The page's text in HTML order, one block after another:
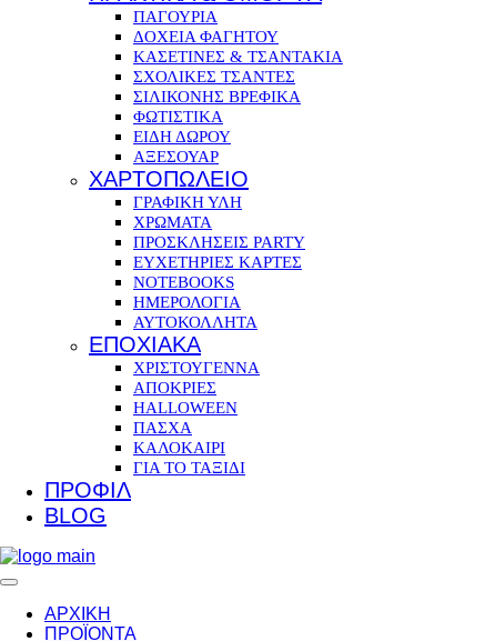
ΠΑΓΟΥΡΙΑ
ΔΟΧΕΙΑ ΦΑΓΗΤΟΥ
ΚΑΣΕΤΙΝΕΣ & ΤΣΑΝΤΑΚΙΑ
ΣΧΟΛΙΚΕΣ ΤΣΑΝΤΕΣ
ΣΙΛΙΚΟΝΗΣ ΒΡΕΦΙΚΑ
ΦΩΤΙΣΤΙΚΑ
ΕΙΔΗ ΔΩΡΟΥ
ΑΞΕΣΟΥΑΡ
ΧΑΡΤΟΠΩΛΕΙΟ
ΓΡΑΦΙΚΗ ΥΛΗ
ΧΡΩΜΑΤΑ
ΠΡΟΣΚΛΗΣΕΙΣ PARTY
ΕΥΧΕΤΗΡΙΕΣ ΚΑΡΤΕΣ
NOTEBOOKS
ΗΜΕΡΟΛΟΓΙΑ
ΑΥΤΟΚΟΛΛΗΤΑ
ΕΠΟΧΙΑΚΑ
ΧΡΙΣΤΟΥΓΕΝΝΑ
ΑΠΟΚΡΙΕΣ
HALLOWEEN
ΠΑΣΧΑ
ΚΑΛΟΚΑΙΡΙ
ΓΙΑ ΤΟ ΤΑΞΙΔΙ
ΠΡΟΦΙΛ
BLOG
ΑΡΧΙΚΗ
ΠΡΟΪΟΝΤΑ